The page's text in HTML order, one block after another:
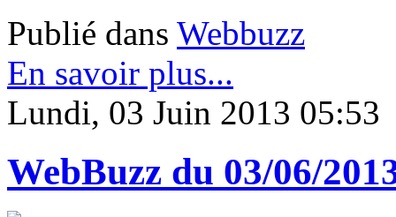
Publié dans Webbuzz
En savoir plus...
Lundi, 03 Juin 2013 05:53
WebBuzz du 03/06/